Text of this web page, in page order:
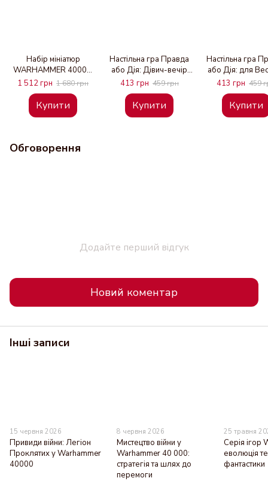
Набір мініатюр
WARHAMMER 40000:
TAU EMPIRE - KROOT
HOUNDS
1 512 грн 1 680 грн
Купити
Настільна гра Правда
або Дія: Дівич-вечір
(українська версія)
413 грн 459 грн
Купити
Настільна гра
або Дія: для
Компанії
версія)
413 грн 459
Купити
Обговорення
Додайте перший відгук
Новий коментар
Інші записи
15 червня 2026
Привиди війни: Легіон
Проклятих у Warhammer
40000
8 червня 2026
Мистецтво війни у
Warhammer 40 000:
стратегія та шлях до
перемоги
25 травня
Серія ігор
еволюція
фантастики